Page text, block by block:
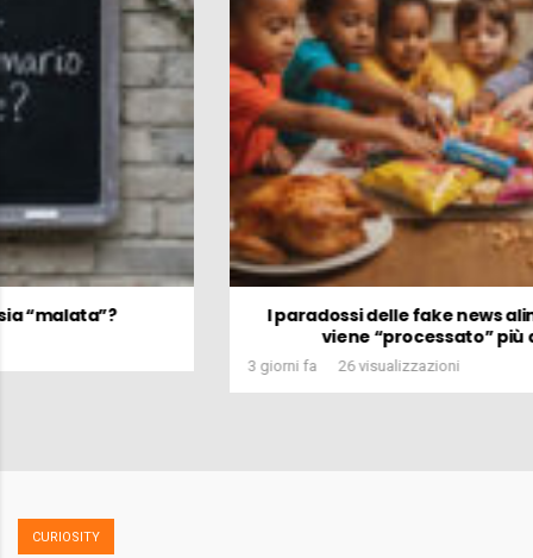
I paradossi delle fake news alimentari: perché il pollo
viene “processato” più delle merendine
CURIOSITY